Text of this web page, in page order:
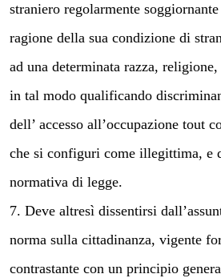
straniero regolarmente
ragione della sua condizione di
ad una determinata razza,
in tal modo qualificando
dell’ accesso all’occupazione tout
che si configuri come illegittima, e
normativa di legge.
7. Deve altresì dissentirsi
norma sulla cittadinanza, vigente
contrastante con un principio